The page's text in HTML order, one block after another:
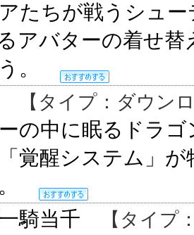
たちが戦うシュ
アバターの着せ
。
【タイプ：ダウン
の中に眠るドラ
覚醒システム」
。
騎当千
【タイ